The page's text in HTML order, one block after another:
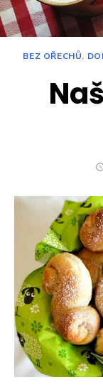
BEZ OŘECHŮ,